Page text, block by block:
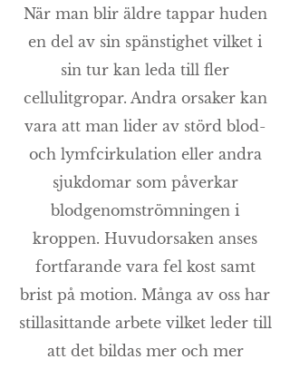
När man blir äldre tappar huden
en del av sin spänstighet vilket i
sin tur kan leda till fler
cellulitgropar. Andra orsaker kan
vara att man lider av störd blod-
och lymfcirkulation eller andra
sjukdomar som påverkar
blodgenomströmningen i
kroppen. Huvudorsaken anses
fortfarande vara fel kost samt
brist på motion. Många av oss har
stillasittande arbete vilket leder till
att det bildas mer och mer